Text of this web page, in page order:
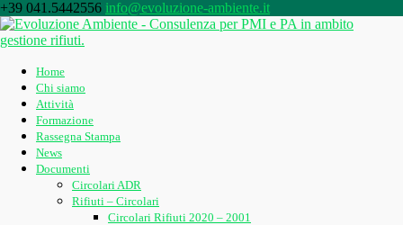
+39 041.5442556 info@evoluzione-ambiente.it
Home
Chi siamo
Attività
Formazione
Rassegna Stampa
News
Documenti
Circolari ADR
Rifiuti – Circolari
Circolari Rifiuti 2020 – 2001